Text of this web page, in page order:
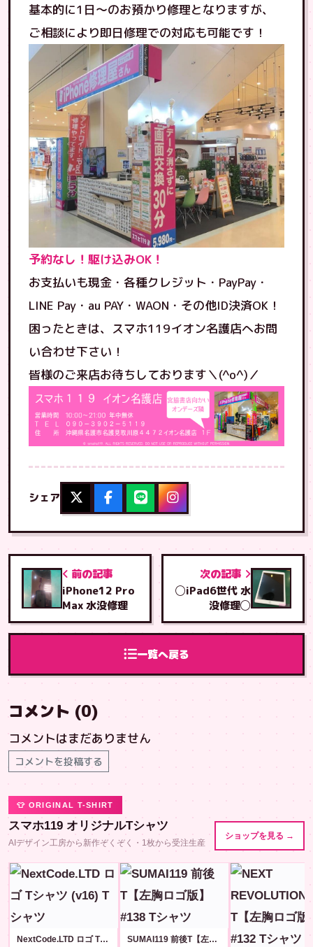
基本的に1日〜のお預かり修理となりますが、
ご相談により即日修理での対応も可能です！
予約なし！駆け込みOK！
お支払いも現金・各種クレジット・PayPay・
LINE Pay・au PAY・WAON・その他ID決済OK！
困ったときは、スマホ119イオン名護店へお問
い合わせ下さい！
皆様のご来店お待ちしております＼(^o^)／
シェア
前の記事
iPhone12 Pro
Max 水没修理
一覧へ戻る
次の記事
◯iPad6世代 水
没修理◯
コメント (0)
コメントはまだありません
コメントを投稿する
👕 ORIGINAL T-SHIRT
スマホ119 オリジナルTシャツ
AIデザイン工房から新作ぞくぞく・1枚から受注生産
ショップを見る →
NextCode.LTD ロゴ Tシャツ (v16) SUMAI119 前後T【左胸ロゴ版】#138